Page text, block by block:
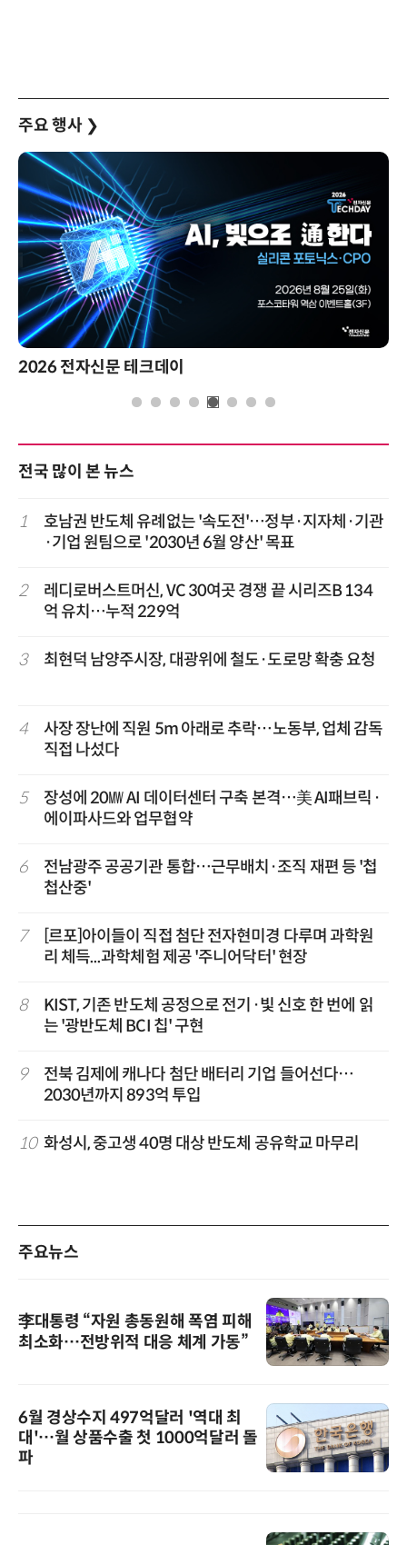
주요 행사 ❯
2026 전자신문 테크데이
전국 많이 본 뉴스
1
호남권 반도체 유례없는 '속도전'…정부·지자체·기관
·기업 원팀으로 '2030년 6월 양산' 목표
2
레디로버스트머신, VC 30여곳 경쟁 끝 시리즈B 134
억 유치…누적 229억
3 최현덕 남양주시장, 대광위에 철도·도로망 확충 요청
4
사장 장난에 직원 5m 아래로 추락…노동부, 업체 감독
직접 나섰다
5
장성에 20㎿ AI 데이터센터 구축 본격…美 AI패브릭·
에이파사드와 업무협약
6
전남광주 공공기관 통합…근무배치·조직 재편 등 '첩
첩산중'
7
[르포]아이들이 직접 첨단 전자현미경 다루며 과학원
리 체득...과학체험 제공 '주니어닥터' 현장
8
KIST, 기존 반도체 공정으로 전기·빛 신호 한 번에 읽
는 '광반도체 BCI 칩' 구현
9
전북 김제에 캐나다 첨단 배터리 기업 들어선다…
2030년까지 893억 투입
10 화성시, 중고생 40명 대상 반도체 공유학교 마무리
주요뉴스
李대통령 “자원 총동원해 폭염 피해
최소화…전방위적 대응 체계 가동”
6월 경상수지 497억달러 '역대 최
대'…월 상품수출 첫 1000억달러 돌
파